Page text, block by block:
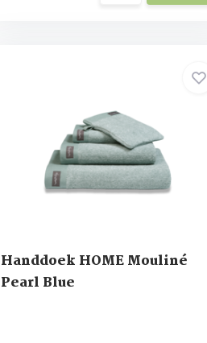
Handdoek HOME Mouliné
Pearl Blue